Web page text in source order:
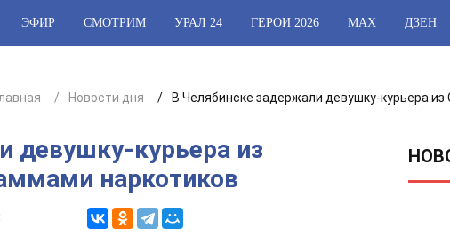
ЭФИР СМОТРИМ УРАЛ 24 ГЕРОИ 2026 МАХ ДЗЕН
Новости дня В Челябинске задержали девушку-курьера
девушку-курьера из
наркотиков